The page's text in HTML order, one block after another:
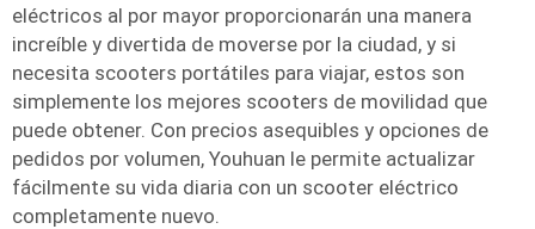
eléctricos al por mayor proporcionarán una manera
increíble y divertida de moverse por la ciudad, y si
necesita scooters portátiles para viajar, estos son
simplemente los mejores scooters de movilidad que
puede obtener. Con precios asequibles y opciones de
pedidos por volumen, Youhuan le permite actualizar
fácilmente su vida diaria con un scooter eléctrico
completamente nuevo.